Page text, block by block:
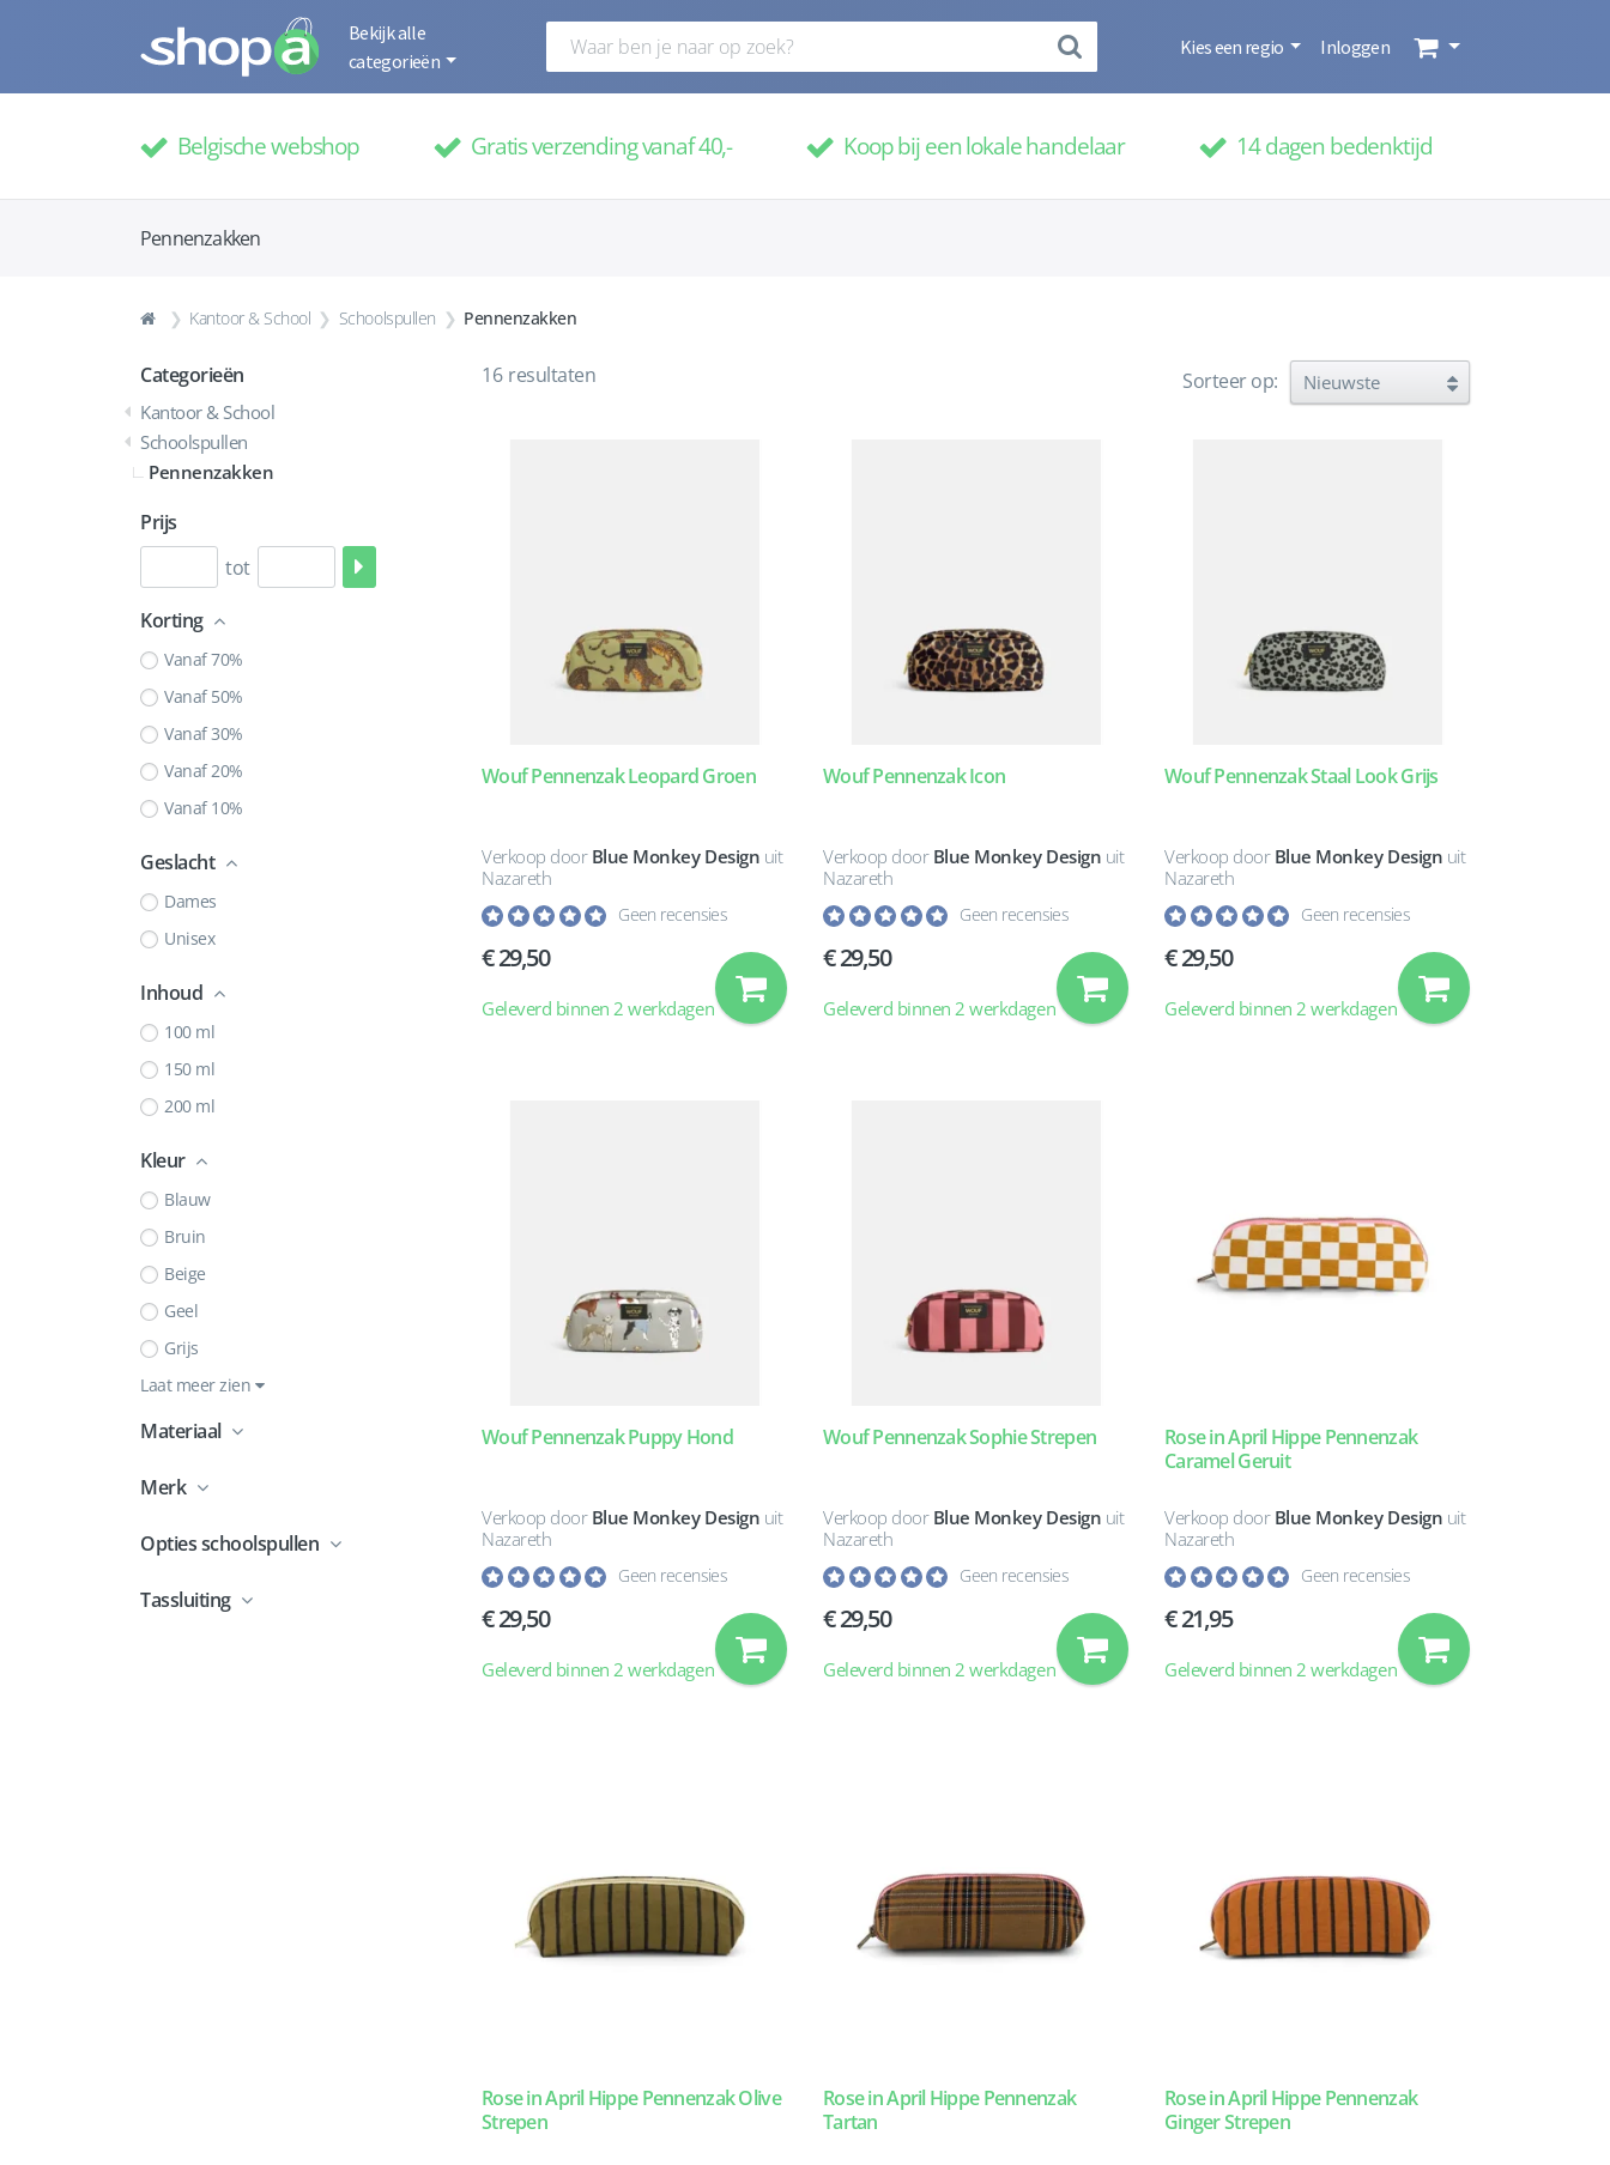
Bekijk alle
categorieën
Kies een regio Inloggen
Belgische webshop Gratis verzending vanaf 40,- Koop bij een lokale handelaar 14 dagen bedenktijd
Pennenzakken
Kantoor & School Schoolspullen Pennenzakken
Categorieën
Kantoor & School
Schoolspullen
Pennenzakken
Prijs
tot
Korting
Vanaf 70%
Vanaf 50%
Vanaf 30%
Vanaf 20%
Vanaf 10%
Geslacht
Dames
Unisex
Inhoud
100 ml
150 ml
200 ml
Kleur
Blauw
Bruin
Beige
Geel
Grijs
Laat meer zien
Materiaal
Merk
Opties schoolspullen
Tassluiting
16 resultaten Sorteer op:
Wouf Pennenzak Leopard Groen
Verkoop door Blue Monkey Design uit
Nazareth
Geen recensies
29,50
Geleverd binnen 2 werkdagen
Wouf Pennenzak Icon
Verkoop door Blue Monkey Design uit
Nazareth
Geen recensies
29,50
Geleverd binnen 2 werkdagen
Wouf Pennenzak Staal Look Grijs
Verkoop door Blue Monkey Design uit
Nazareth
Geen recensies
29,50
Geleverd binnen 2 werkdagen
Wouf Pennenzak Puppy Hond
Verkoop door Blue Monkey Design uit
Nazareth
Geen recensies
29,50
Geleverd binnen 2 werkdagen
Wouf Pennenzak Sophie Strepen
Verkoop door Blue Monkey Design uit
Nazareth
Geen recensies
29,50
Geleverd binnen 2 werkdagen
Rose in April Hippe Pennenzak
Caramel Geruit
Verkoop door Blue Monkey Design uit
Nazareth
Geen recensies
21,95
Geleverd binnen 2 werkdagen
Rose in April Hippe Pennenzak Olive
Strepen
Rose in April Hippe Pennenzak
Tartan
Rose in April Hippe Pennenzak
Ginger Strepen